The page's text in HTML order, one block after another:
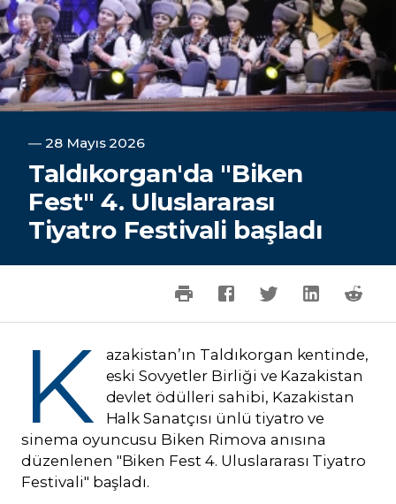
― 28 Mayıs 2026
Taldıkorgan'da "Biken
Fest" 4. Uluslararası
Tiyatro Festivali başladı
K
azakistan’ın Taldıkorgan kentinde,
eski Sovyetler Birliği ve Kazakistan
devlet ödülleri sahibi, Kazakistan
Halk Sanatçısı ünlü tiyatro ve
sinema oyuncusu Biken Rimova anısına
düzenlenen "Biken Fest 4. Uluslararası Tiyatro
Festivali" başladı.